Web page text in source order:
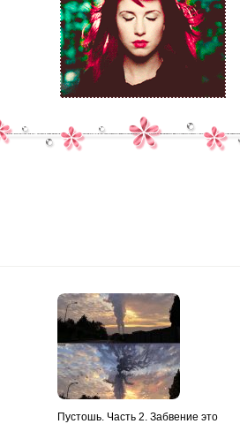
Пустошь. Часть 2. Забвение это